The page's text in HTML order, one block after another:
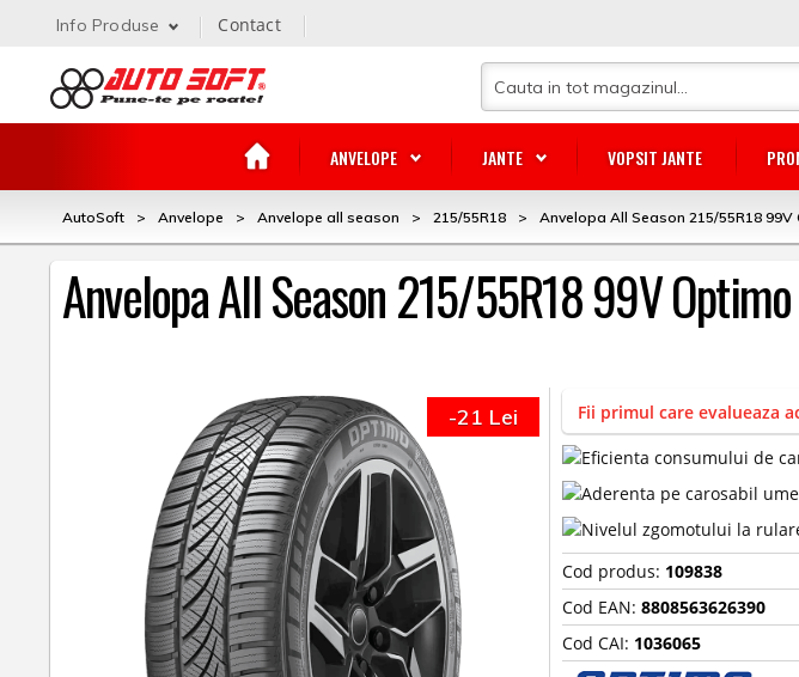
ANVELOPE JANTE VOPSIT JANTE
Info Produse Contact
AutoSoft > Anvelope > Anvelope all season > 215/55R18 > Anvelopa All Season 215/55R18
Anvelopa All Season 215/55R18 99V
-21 Lei Fii primul care evalueaza
Cod produs: 109838
Cod EAN:8808563626390
Cod CAI: 1036065